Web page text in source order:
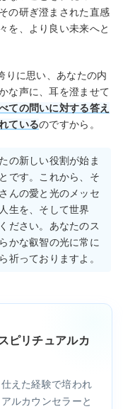
の研ぎ澄まされた直感
を、より良い未来へと
りに思い、あなたの内
な声に、耳を澄ませて
ての問いに対する答え
ているのですから。
の新しい役割が始ま
です。これから、そ
んの愛と光のメッセ
生を、そして世界
ださい。あなたのス
かな叡智の光に常に
祈っておりますよ。
ピリチュアルカ
えた経験で培われ
ルカウンセラーと